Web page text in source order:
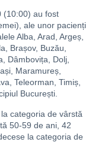
(10:00) au fost
ale unor pacienți
Alba, Arad, Argeș,
Brașov, Buzău,
Dâmbovița, Dolj,
Maramureș,
Teleorman, Timiș,
București.
categoria de vârstă
50-59 de ani, 42
la categoria de